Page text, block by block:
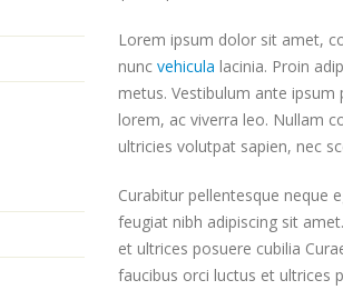
Lorem ipsum dolor sit amet,
nunc vehicula lacinia. Proin
metus. Vestibulum ante ipsum
lorem, ac viverra leo. Nullam
ultricies volutpat sapien, nec
Curabitur pellentesque neque
feugiat nibh adipiscing sit
et ultrices posuere cubilia
faucibus orci luctus et ultrices